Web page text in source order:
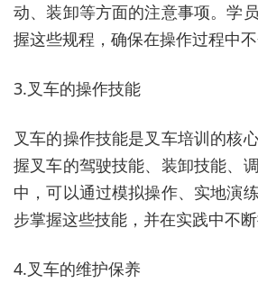
动、装卸等方面的注意事项。学
握这些规程，确保在操作过程中不
3.叉车的操作技能
叉车的操作技能是叉车培训的核
握叉车的驾驶技能、装卸技能、
中，可以通过模拟操作、实地演
步掌握这些技能，并在实践中不断
4.叉车的维护保养